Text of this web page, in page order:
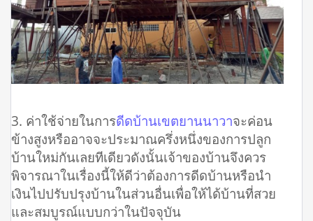
3. ค่าใช้จ่ายในการดีดบ้านเขตยานนาวาจะค่อน
ข้างสูงหรืออาจจะประมาณครึ่งหนึ่งของการปลูก
บ้านใหม่กันเลยทีเดียวดังนั้นเจ้าของบ้านจึงควร
พิจารณาในเรื่องนี้ให้ดีว่าต้องการดีดบ้านหรือนำ
เงินไปปรับปรุงบ้านในส่วนอื่นเพื่อให้ได้บ้านที่สวย
และสมบูรณ์แบบกว่าในปัจจุบัน